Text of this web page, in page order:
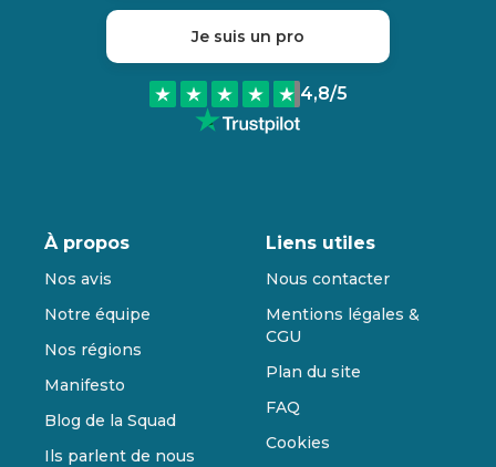
Je suis un pro
4,8/5
À propos
Nos avis
Notre équipe
Nos régions
Manifesto
Blog de la Squad
Ils parlent de nous
Liens utiles
Nous contacter
Mentions légales &
CGU
Plan du site
FAQ
Cookies